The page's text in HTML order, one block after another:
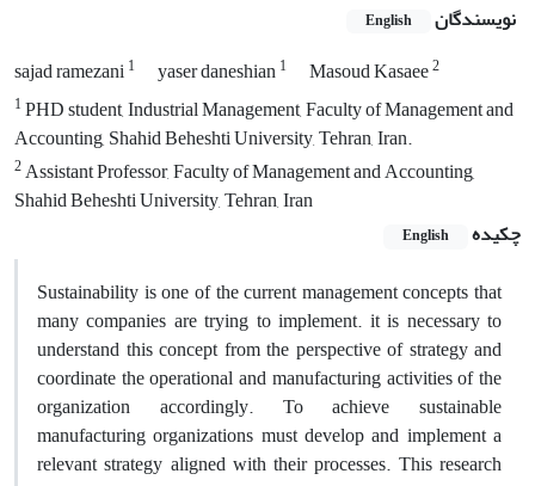
نویسندگان English
sajad ramezani1 yaser daneshian1 Masoud Kasaee2
1PHD student, Industrial Management, Faculty of Management and
Accounting, Shahid Beheshti University, Tehran, Iran.
2Assistant Professor, Faculty of Management and Accounting,
Shahid Beheshti University, Tehran, Iran
چکیده
English
Sustainability is one of the current management concepts that
many companies are trying to implement. it is necessary to
understand this concept from the perspective of strategy and
coordinate the operational and manufacturing activities of the
organization accordingly. To achieve sustainable
manufacturing organizations must develop and implement a
relevant strategy aligned with their processes. This research